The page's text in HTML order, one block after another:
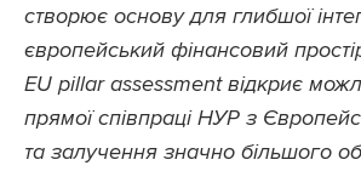
створює основу для глибшої
європейський фінансовий
EU pillar assessment відкриє
прямої співпраці НУР з
та залучення значно більшого